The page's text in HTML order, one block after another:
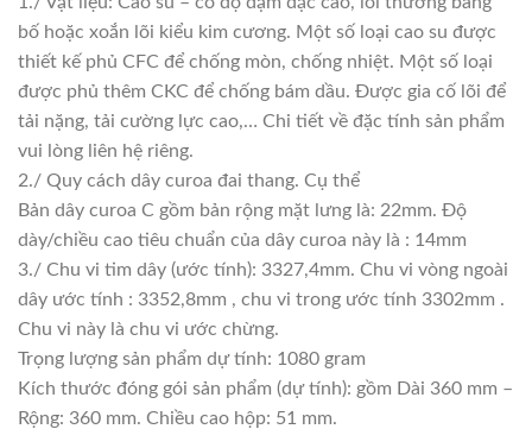
bố hoặc xoắn lõi kiểu kim cương. Một số loại cao su được
thiết kế phủ CFC để chống mòn, chống nhiệt. Một số loại
được phủ thêm CKC để chống bám dầu. Được gia cố lõi để
tải nặng, tải cường lực cao,… Chi tiết về đặc tính sản phẩm
vui lòng liên hệ riêng.
2./ Quy cách dây curoa đai thang. Cụ thể
Bản dây curoa C gồm bản rộng mặt lưng là: 22mm. Độ
dày/chiều cao tiêu chuẩn của dây curoa này là : 14mm
3./ Chu vi tim dây (ước tính): 3327,4mm. Chu vi vòng ngoài
dây ước tính : 3352,8mm , chu vi trong ước tính 3302mm .
Chu vi này là chu vi ước chừng.
Trọng lượng sản phẩm dự tính: 1080 gram
Kích thước đóng gói sản phẩm (dự tính): gồm Dài 360 mm –
Rộng: 360 mm. Chiều cao hộp: 51 mm.